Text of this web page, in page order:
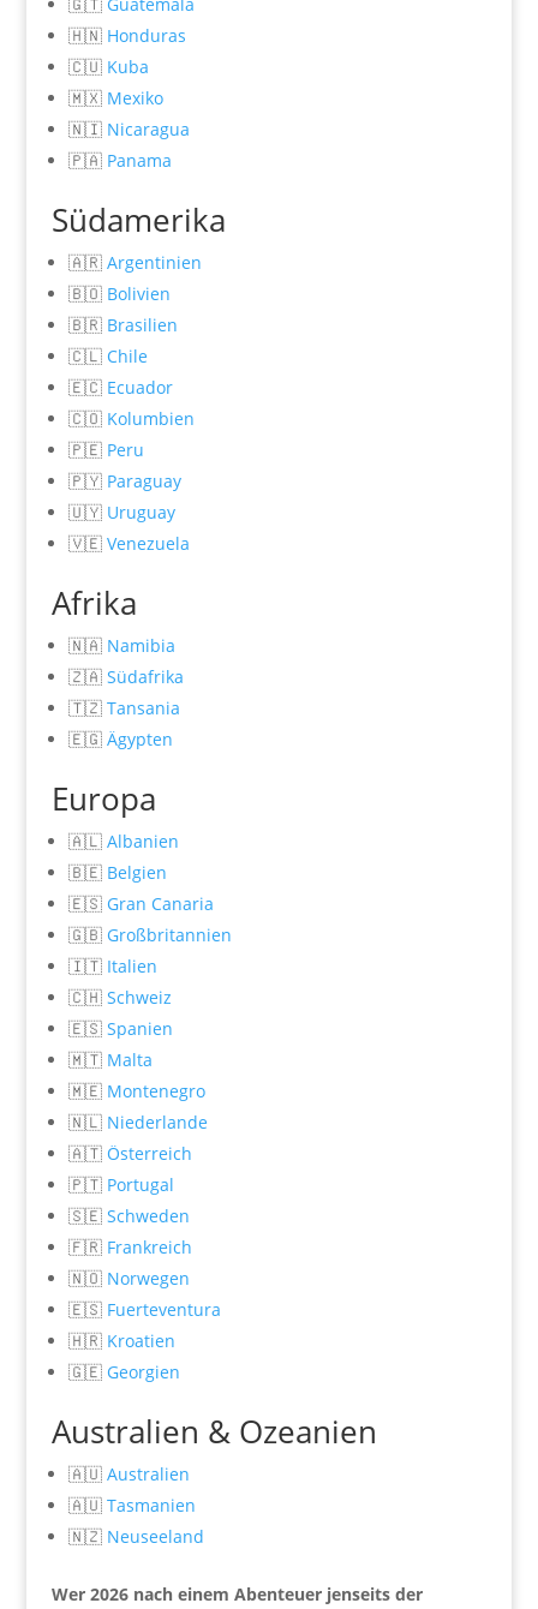
🇭🇳 Honduras
🇨🇺 Kuba
🇲🇽 Mexiko
🇳🇮 Nicaragua
🇵🇦 Panama
Südamerika
🇦🇷 Argentinien
🇧🇴 Bolivien
🇧🇷 Brasilien
🇨🇱 Chile
🇪🇨 Ecuador
🇨🇴 Kolumbien
🇵🇪 Peru
🇵🇾 Paraguay
🇺🇾 Uruguay
🇻🇪 Venezuela
Afrika
🇳🇦 Namibia
🇿🇦 Südafrika
🇹🇿 Tansania
🇪🇬 Ägypten
Europa
🇦🇱 Albanien
🇧🇪 Belgien
🇪🇸 Gran Canaria
🇬🇧 Großbritannien
🇮🇹 Italien
🇨🇭 Schweiz
🇪🇸 Spanien
🇲🇹 Malta
🇲🇪 Montenegro
🇳🇱 Niederlande
🇦🇹 Österreich
🇵🇹 Portugal
🇸🇪 Schweden
🇫🇷 Frankreich
🇳🇴 Norwegen
🇪🇸 Fuerteventura
🇭🇷 Kroatien
🇬🇪 Georgien
Australien & Ozeanien
🇦🇺 Australien
🇦🇺 Tasmanien
🇳🇿 Neuseeland
Wer 2026 nach einem Abenteuer jenseits der